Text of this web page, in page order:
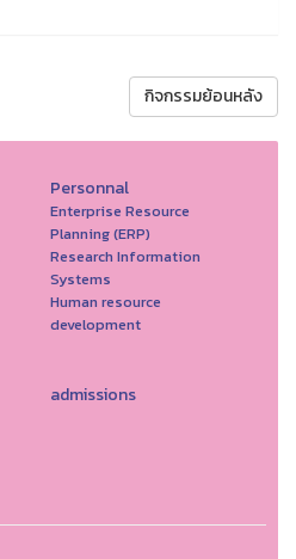
กิจกรรมย้อนหลัง
Personnal
Enterprise Resource
Planning (ERP)
Research Information
Systems
Human resource
development
admissions